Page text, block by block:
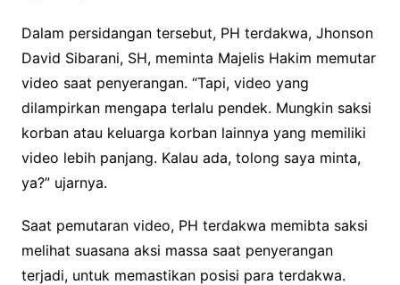
Dalam persidangan tersebut, PH terdakwa, Jhonson
David Sibarani, SH, meminta Majelis Hakim memutar
video saat penyerangan. “Tapi, video yang
dilampirkan mengapa terlalu pendek. Mungkin saksi
korban atau keluarga korban lainnya yang memiliki
video lebih panjang. Kalau ada, tolong saya minta,
ya?” ujarnya.
Saat pemutaran video, PH terdakwa memibta saksi
melihat suasana aksi massa saat penyerangan
terjadi, untuk memastikan posisi para terdakwa.